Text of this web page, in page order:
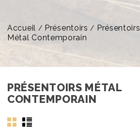
Accueil Présentoirs Présentoirs
Métal Contemporain
PRÉSENTOIRS MÉTAL
CONTEMPORAIN